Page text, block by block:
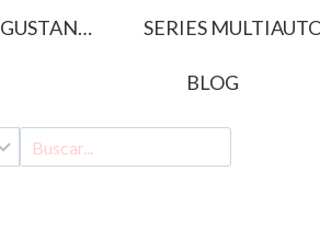
SERIES
BLOG